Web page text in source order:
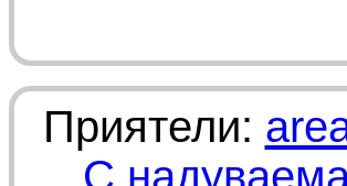
Приятели:
С